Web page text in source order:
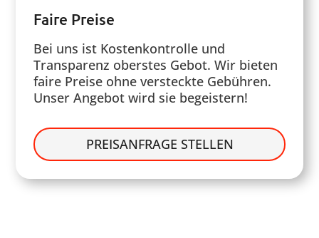
Faire Preise
Bei uns ist Kostenkontrolle und
Transparenz oberstes Gebot. Wir bieten
faire Preise ohne versteckte Gebühren.
Unser Angebot wird sie begeistern!
PREISANFRAGE STELLEN